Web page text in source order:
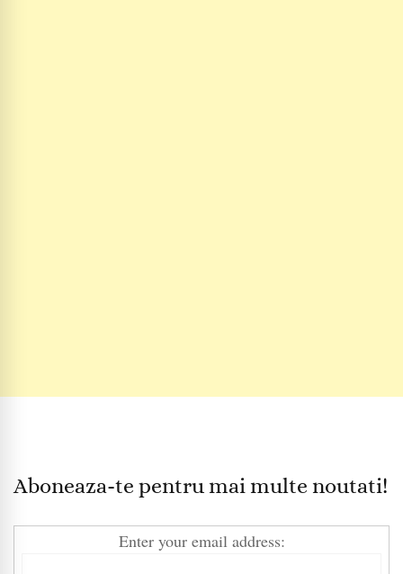
Aboneaza-te pentru mai multe noutati!
Enter your email address: